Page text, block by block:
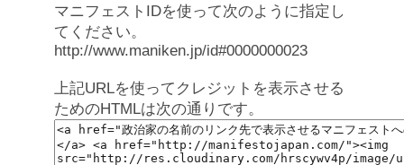
マニフェストIDを使って次のように指定し
てください。
http://www.maniken.jp/id#0000000023
上記URLを使ってクレジットを表示させる
ためのHTMLは次の通りです。